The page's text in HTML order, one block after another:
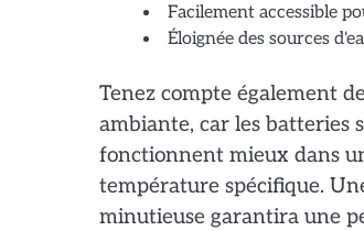
Facilement accessible
Éloignée des sources
Tenez compte également
ambiante, car les batteries
fonctionnent mieux dans
température spécifique.
minutieuse garantira une